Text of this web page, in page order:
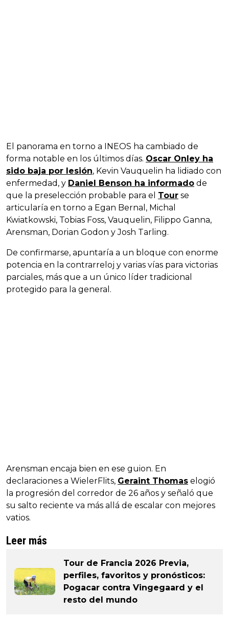
El panorama en torno a INEOS ha cambiado de
forma notable en los últimos días. Oscar Onley ha
sido baja por lesión, Kevin Vauquelin ha lidiado con
enfermedad, y Daniel Benson ha informado de
que la preselección probable para el Tour se
articularía en torno a Egan Bernal, Michal
Kwiatkowski, Tobias Foss, Vauquelin, Filippo Ganna,
Arensman, Dorian Godon y Josh Tarling.
De confirmarse, apuntaría a un bloque con enorme
potencia en la contrarreloj y varias vías para victorias
parciales, más que a un único líder tradicional
protegido para la general.
Arensman encaja bien en ese guion. En
declaraciones a WielerFlits, Geraint Thomas elogió
la progresión del corredor de 26 años y señaló que
su salto reciente va más allá de escalar con mejores
vatios.
Leer más
Tour de Francia 2026 Previa,
perfiles, favoritos y pronósticos:
Pogacar contra Vingegaard y el
resto del mundo